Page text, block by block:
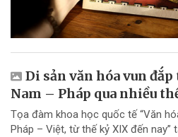
Di sản văn hóa vun
Nam – Pháp qua nhiều
Tọa đàm khoa học quốc tế “Văn
Pháp – Việt, từ thế kỷ XIX đến nay”